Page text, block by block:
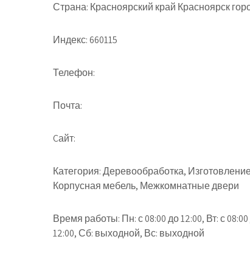
Страна: Красноярский край Красноярск
Индекс:660115
Телефон:
Почта:
Cайт:
Категория:Деревообработка,
Корпусная мебель, Межкомнатные двери
Время работы: Пн: с 08:00 до 12:00, Вт: с
12:00, Сб: выходной, Вс: выходной